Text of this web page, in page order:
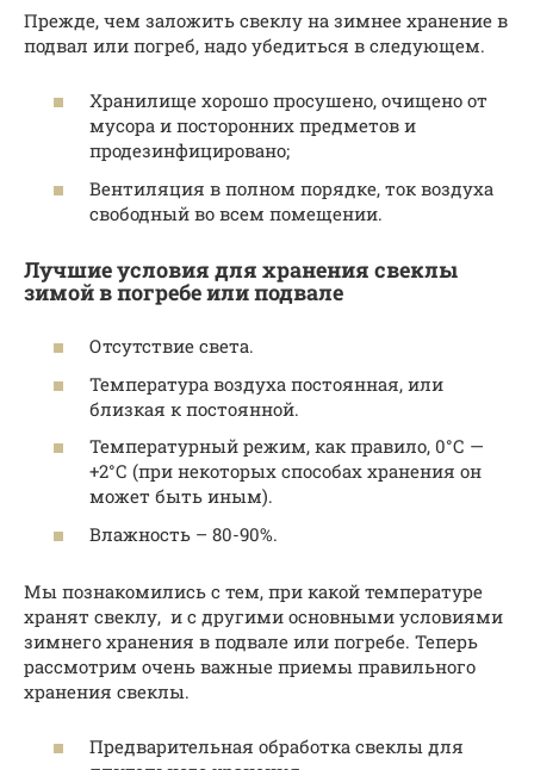
Прежде, чем заложить свеклу на зимнее хранение в
подвал или погреб, надо убедиться в следующем.
Хранилище хорошо просушено, очищено от
мусора и посторонних предметов и
продезинфицировано;
Вентиляция в полном порядке, ток воздуха
свободный во всем помещении.
Лучшие условия для хранения свеклы
зимой в погребе или подвале
Отсутствие света.
Температура воздуха постоянная, или
близкая к постоянной.
Температурный режим, как правило, 0°С —
+2°С (при некоторых способах хранения он
может быть иным).
Влажность – 80-90%.
Мы познакомились с тем, при какой температуре
хранят свеклу, и с другими основными условиями
зимнего хранения в подвале или погребе. Теперь
рассмотрим очень важные приемы правильного
хранения свеклы.
Предварительная обработка свеклы для